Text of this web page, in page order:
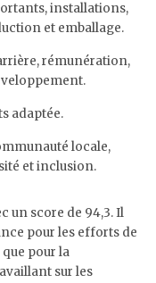
installations,
et emballage.
rémunération,
adaptée.
locale,
et inclusion.
un score de 94,3. Il
pour les efforts de
pour la
sur les